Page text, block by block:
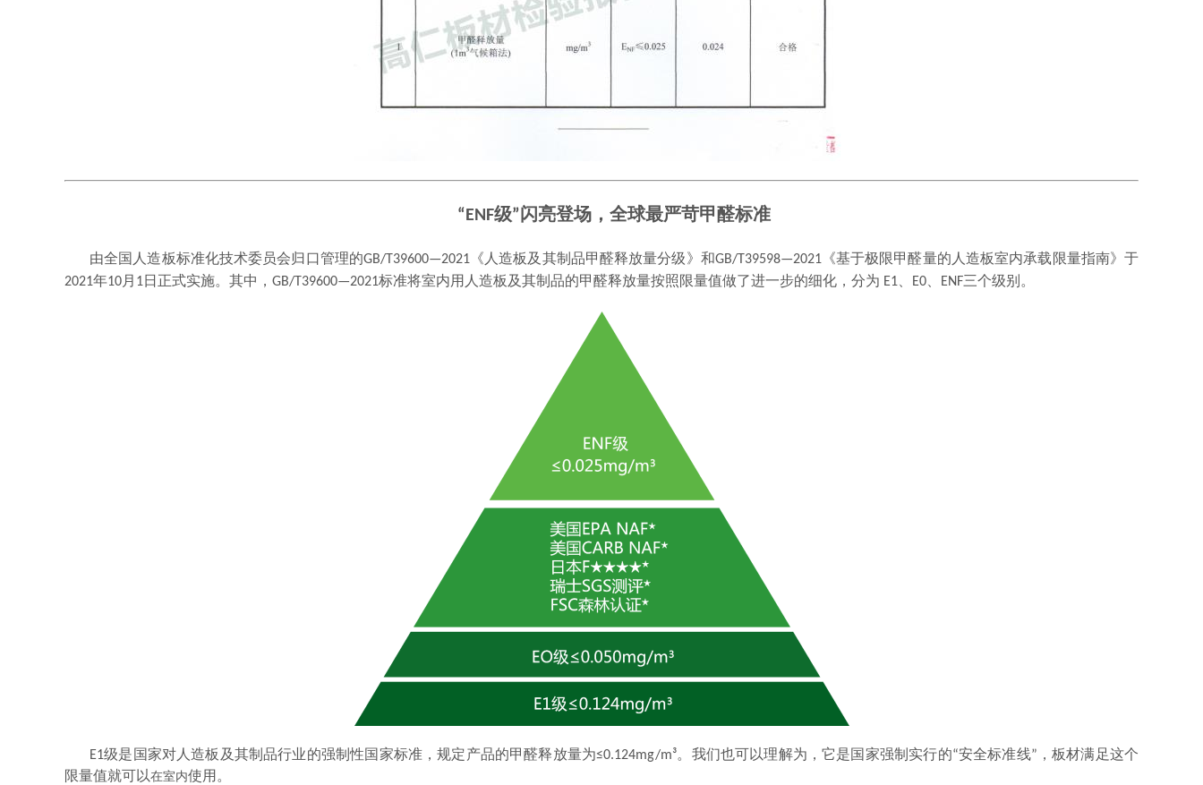
“ENF级”闪亮登场，全球最严苛甲醛标准
由全国人造板标准化技术委员会归口管理的GB/T39600—2021《人造板及其制品甲醛释放量分级》和GB/T39598—2021《基于极限甲醛量的人造板室内承载限量指南》于
2021年10月 1日正式实施。其中， GB/T39600—2021标准将室内用人造板及其制品的甲醛释放量按照 限量值做了进一步的细化，分为 E1、 E0、 ENF三个级别。
E1级是国家对人造板及其制品行业的强制性国家标准，规定 产品的甲醛释放量为≤0.124mg/m³。我们也可以理解为，它是国家强制实行的“安全标准线”，板材满足这个
限量值就可以在室内使用。